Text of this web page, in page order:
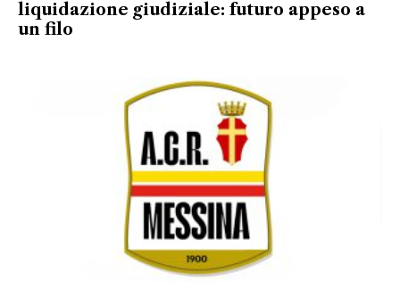
liquidazione giudiziale: futuro appeso a
un filo